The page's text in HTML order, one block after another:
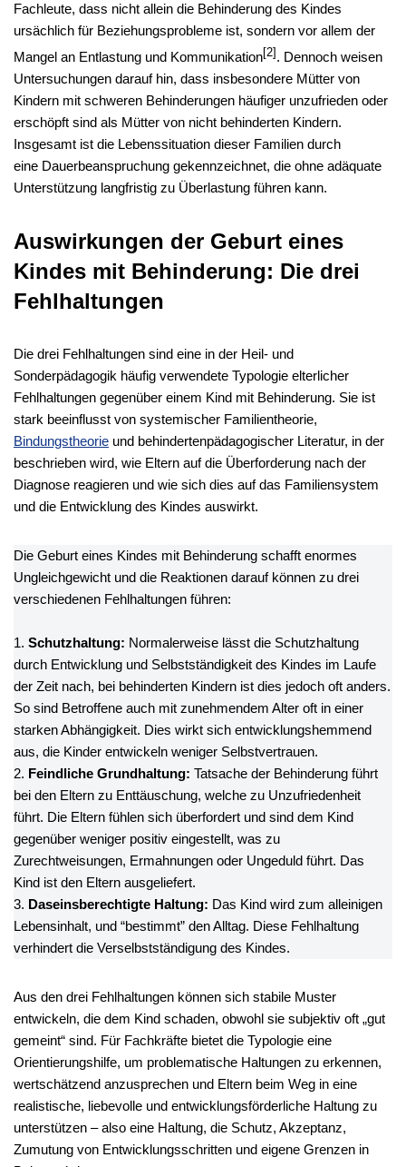
Fachleute, dass nicht allein die Behinderung des Kindes
ursächlich für Beziehungsprobleme ist, sondern vor allem der
Mangel an Entlastung und Kommunikation [2] . Dennoch weisen
Untersuchungen darauf hin, dass insbesondere Mütter von
Kindern mit schweren Behinderungen häufiger unzufrieden oder
erschöpft sind als Mütter von nicht behinderten Kindern.
Insgesamt ist die Lebenssituation dieser Familien durch
eine Dauerbeanspruchung gekennzeichnet, die ohne adäquate
Unterstützung langfristig zu Überlastung führen kann.
Auswirkungen der Geburt eines
Kindes mit Behinderung: Die drei
Fehlhaltungen
Die drei Fehlhaltungen sind eine in der Heil- und
Sonderpädagogik häufig verwendete Typologie elterlicher
Fehlhaltungen gegenüber einem Kind mit Behinderung. Sie ist
stark beeinflusst von systemischer Familientheorie,
Bindungstheorie und behindertenpädagogischer Literatur, in der
beschrieben wird, wie Eltern auf die Überforderung nach der
Diagnose reagieren und wie sich dies auf das Familiensystem
und die Entwicklung des Kindes auswirkt.
Die Geburt eines Kindes mit Behinderung schafft enormes
Ungleichgewicht und die Reaktionen darauf können zu drei
verschiedenen Fehlhaltungen führen:
1. Schutzhaltung: Normalerweise lässt die Schutzhaltung
durch Entwicklung und Selbstständigkeit des Kindes im Laufe
der Zeit nach, bei behinderten Kindern ist dies jedoch oft anders.
So sind Betroffene auch mit zunehmendem Alter oft in einer
starken Abhängigkeit. Dies wirkt sich entwicklungshemmend
aus, die Kinder entwickeln weniger Selbstvertrauen.
2. Feindliche Grundhaltung: Tatsache der Behinderung führt
bei den Eltern zu Enttäuschung, welche zu Unzufriedenheit
führt. Die Eltern fühlen sich überfordert und sind dem Kind
gegenüber weniger positiv eingestellt, was zu
Zurechtweisungen, Ermahnungen oder Ungeduld führt. Das
Kind ist den Eltern ausgeliefert.
3. Daseinsberechtigte Haltung: Das Kind wird zum alleinigen
Lebensinhalt, und “bestimmt” den Alltag. Diese Fehlhaltung
verhindert die Verselbstständigung des Kindes.
Aus den drei Fehlhaltungen können sich stabile Muster
entwickeln, die dem Kind schaden, obwohl sie subjektiv oft „gut
gemeint“ sind. Für Fachkräfte bietet die Typologie eine
Orientierungshilfe, um problematische Haltungen zu erkennen,
wertschätzend anzusprechen und Eltern beim Weg in eine
realistische, liebevolle und entwicklungsförderliche Haltung zu
unterstützen – also eine Haltung, die Schutz, Akzeptanz,
Zumutung von Entwicklungsschritten und eigene Grenzen in